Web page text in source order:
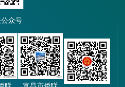
众号